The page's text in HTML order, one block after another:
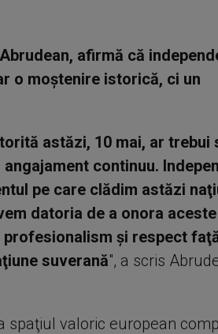
afirmă că
o moştenire istorică, ci un
astăzi, 10 mai, ar trebui
continuu.
pe care clădim astăzi
datoria de a onora aceste
şi respect
suverană", a scris
spaţiul valoric european